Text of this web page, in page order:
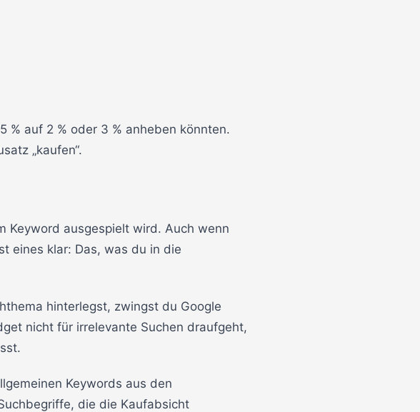
% auf 2 % oder 3 % anheben könnten.
„kaufen“.
Keyword ausgespielt wird. Auch wenn
eines klar: Das, was du in die
hinterlegst, zwingst du Google
nicht für irrelevante Suchen draufgeht,
Keywords aus den
die die Kaufabsicht